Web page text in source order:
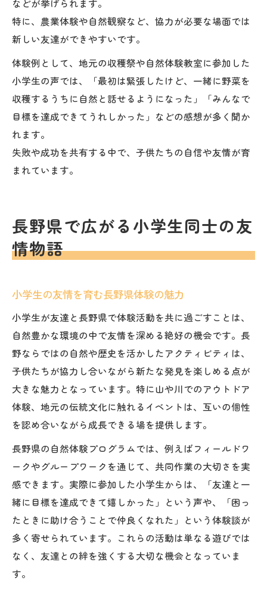
などが挙げられます。
特に、農業体験や自然観察など、協力が必要な場面では
新しい友達ができやすいです。
体験例として、地元の収穫祭や自然体験教室に参加した
小学生の声では、「最初は緊張したけど、一緒に野菜を
収穫するうちに自然と話せるようになった」「みんなで
目標を達成できてうれしかった」などの感想が多く聞か
れます。
失敗や成功を共有する中で、子供たちの自信や友情が育
まれています。
長野県で広がる小学生同士の友
情物語
小学生の友情を育む長野県体験の魅力
小学生が友達と長野県で体験活動を共に過ごすことは、
自然豊かな環境の中で友情を深める絶好の機会です。長
野ならではの自然や歴史を活かしたアクティビティは、
子供たちが協力し合いながら新たな発見を楽しめる点が
大きな魅力となっています。特に山や川でのアウトドア
体験、地元の伝統文化に触れるイベントは、互いの個性
を認め合いながら成長できる場を提供します。
長野県の自然体験プログラムでは、例えばフィールドワ
ークやグループワークを通じて、共同作業の大切さを実
感できます。実際に参加した小学生からは、「友達と一
緒に目標を達成できて嬉しかった」という声や、「困っ
たときに助け合うことで仲良くなれた」という体験談が
多く寄せられています。これらの活動は単なる遊びでは
なく、友達との絆を強くする大切な機会となっていま
す。